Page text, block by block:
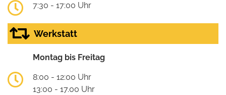
7:30 - 17:00 Uhr
Werkstatt
Montag bis Freitag
8:00 - 12:00 Uhr
13:00 - 17.00 Uhr